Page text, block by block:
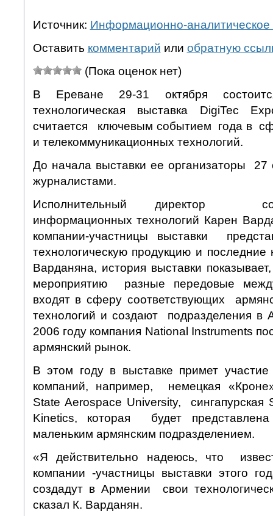
Источник: Информационно-аналитическое
Оставить комментарий или обратную
(Пока оценок нет)
В Ереване 29-31 октября
технологическая выставка DigiTec
считается ключевым событием года в
и телекоммуникационных технологий.
До начала выставки ее организаторы 27
журналистами.
Исполнительный директор
информационных технологий Карен
компании-участницы выставки
технологическую продукцию и
Варданяна, история выставки
мероприятию разные передовые
входят в сферу соответствующих
технологий и создают подразделения
2006 году компания National Instruments
армянский рынок.
В этом году в выставке примет
компаний, например, немецкая
State Aerospace University, сингапурская
Kinetics, которая будет
маленьким армянским подразделением.
«Я действительно надеюсь, что
компании -участницы выставки этого
создадут в Армении свои
сказал К. Варданян.